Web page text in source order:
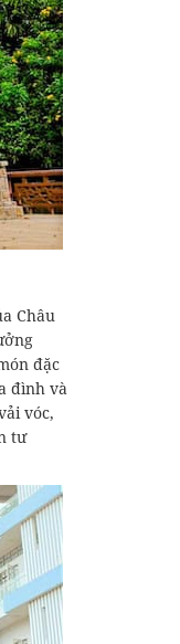
Châu
đặc
đình và
vóc,
tư